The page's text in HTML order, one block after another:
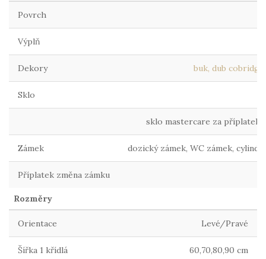
Povrch
Výplň
Dekory buk, dub
Sklo
sklo mastercare za příplatek
Zámek dozický zámek, WC zámek,
Příplatek změna zámku
Rozměry
Orientace Levé/Pravé
Šířka 1 křídlá 60,70,80,90 cm